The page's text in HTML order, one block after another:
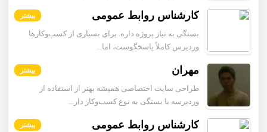
کارشناس روابط عمومی بیشتر
بستگی به نیاز پروژه داره. برای بسیاری از کسب‌وکارها
وردپرس کاملاً پاسخگوست، اما...
مهران بیشتر
طراحی سایت اختصاصی همیشه بهتر از استفاده از
وردپرسه یا بستگی به نوع کسب‌وکار دار...
کارشناس روابط عمومی بیشتر